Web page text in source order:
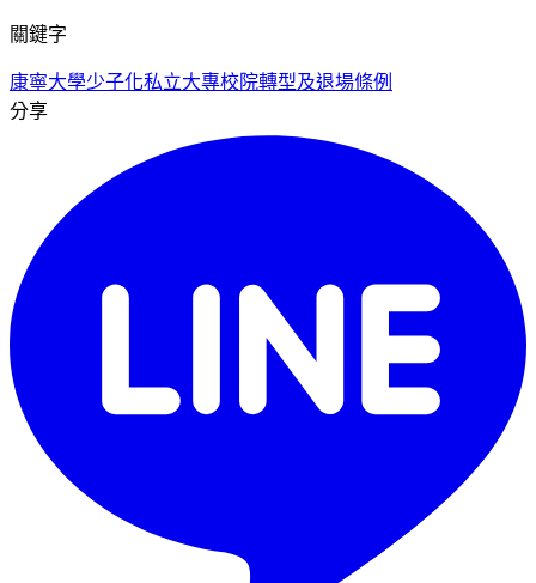
關鍵字
康寧大學少子化私立大專校院轉型及退場條例
分享